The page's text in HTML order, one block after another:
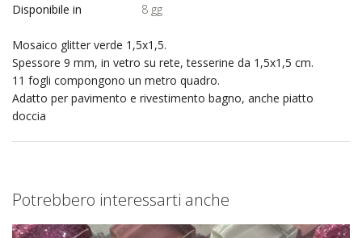
Disponibile in
8 gg
Mosaico glitter verde 1,5x1,5.
Spessore 9 mm, in vetro su rete, tesserine da 1,5x1,5 cm.
11 fogli compongono un metro quadro.
Adatto per pavimento e rivestimento bagno, anche piatto
doccia
Potrebbero interessarti anche